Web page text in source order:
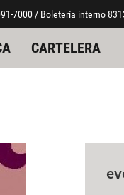
7000 / Boletería interno
CARTELERA